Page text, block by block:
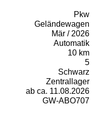
Pkw
Geländewagen
Mär / 2026
Automatik
10 km
5
Schwarz
Zentrallager
ab ca. 11.08.2026
GW-ABO707